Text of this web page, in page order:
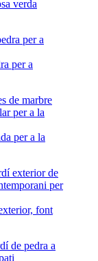
verda
per a
per a la
font